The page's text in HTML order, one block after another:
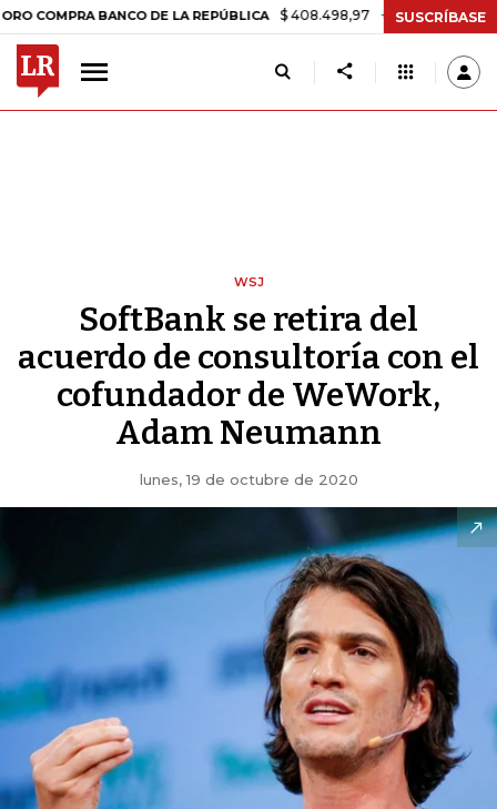
BANCO DE LA REPÚBLICA $ 408.498,97 +$ 8.753,81 +2,19%
SUSCRÍBASE
WSJ
SoftBank se retira del
acuerdo de consultoría con el
cofundador de WeWork,
Adam Neumann
lunes, 19 de octubre de 2020